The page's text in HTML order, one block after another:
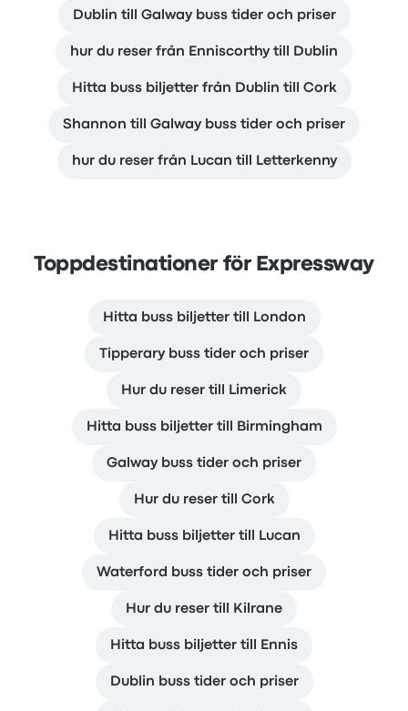
Dublin till Galway buss tider och priser
hur du reser från Enniscorthy till Dublin
Hitta buss biljetter från Dublin till Cork
Shannon till Galway buss tider och priser
hur du reser från Lucan till Letterkenny
Toppdestinationer för Expressway
Hitta buss biljetter till London
Tipperary buss tider och priser
Hur du reser till Limerick
Hitta buss biljetter till Birmingham
Galway buss tider och priser
Hur du reser till Cork
Hitta buss biljetter till Lucan
Waterford buss tider och priser
Hur du reser till Kilrane
Hitta buss biljetter till Ennis
Dublin buss tider och priser